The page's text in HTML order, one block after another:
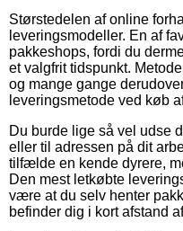
Størstedelen af online
leveringsmodeller. En af
pakkeshops, fordi du
et valgfrit tidspunkt.
og mange gange
leveringsmetode ved køb
Du burde lige så vel udse
eller til adressen på dit
tilfælde en kende dyrere,
Den mest letkøbte
være at du selv henter
befinder dig i kort afstand